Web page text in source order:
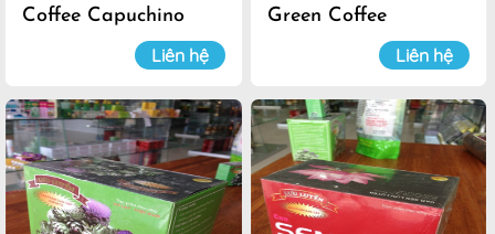
Coffee Capuchino
Liên hệ
Green Coffee
Liên hệ